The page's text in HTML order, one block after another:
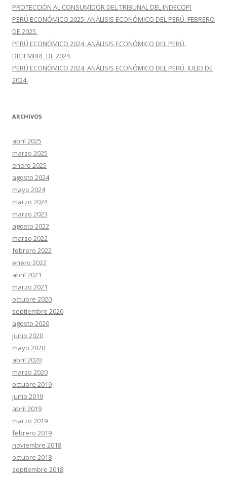
PROTECCIÓN AL CONSUMIDOR DEL TRIBUNAL DEL INDECOPI
PERÚ ECONÓMICO 2025. ANÁLISIS ECONÓMICO DEL PERÚ. FEBRERO
DE 2025.
PERÚ ECONÓMICO 2024. ANÁLISIS ECONÓMICO DEL PERÚ.
DICIEMBRE DE 2024.
PERÚ ECONÓMICO 2024. ANÁLISIS ECONÓMICO DEL PERÚ. JULIO DE
2024.
ARCHIVOS
abril 2025
marzo 2025
enero 2025
agosto 2024
mayo 2024
marzo 2024
marzo 2023
agosto 2022
marzo 2022
febrero 2022
enero 2022
abril 2021
marzo 2021
octubre 2020
septiembre 2020
agosto 2020
junio 2020
mayo 2020
abril 2020
marzo 2020
octubre 2019
junio 2019
abril 2019
marzo 2019
febrero 2019
noviembre 2018
octubre 2018
septiembre 2018